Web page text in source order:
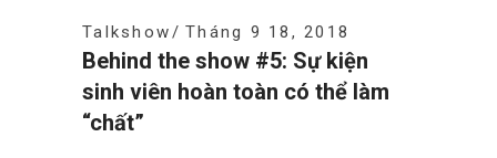
Talkshow Tháng 9 18, 2018
Behind the show #5: Sự kiện
sinh viên hoàn toàn có thể làm
“chất”